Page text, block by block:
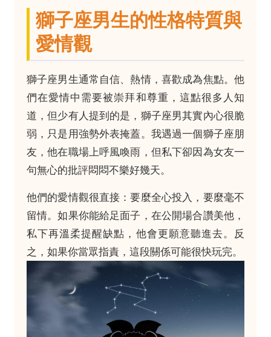
獅子座男生的性格特質與
愛情觀
獅子座男生通常自信、熱情，喜歡成為焦點。他
們在愛情中需要被崇拜和尊重，這點很多人知
道，但少有人提到的是，獅子座男其實內心很脆
弱，只是用強勢外表掩蓋。我遇過一個獅子座朋
友，他在職場上呼風喚雨，但私下卻因為女友一
句無心的批評悶悶不樂好幾天。
他們的愛情觀很直接：要麼全心投入，要麼毫不
留情。如果你能給足面子，在公開場合讚美他，
私下再溫柔提醒缺點，他會更願意聽進去。反
之，如果你當眾指責，這段關係可能很快玩完。